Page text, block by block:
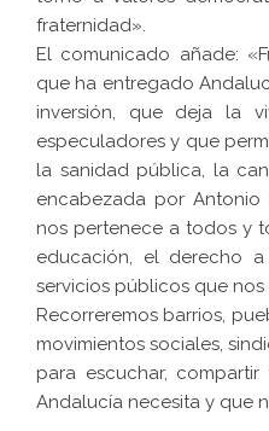
fraternidad».
El comunicado añade:
que ha entregado
inversión, que deja la
especuladores y que
la sanidad pública, la
encabezada por
nos pertenece a todos y
educación, el derecho
servicios públicos que nos
Recorreremos barrios,
movimientos sociales,
para escuchar,
Andalucía necesita y que